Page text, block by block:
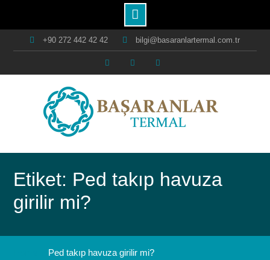
+90 272 442 42 42 bilgi@basaranlartermal.com.tr
FacebookInstagramYoutube
Etiket: Ped takıp havuza
girilir mi?
Ped takıp havuza girilir mi?